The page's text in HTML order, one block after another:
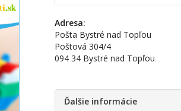
Adresa:
Pošta Bystré nad Topľou
Poštová 304/4
094 34 Bystré nad Topľou
Ďalšie informácie